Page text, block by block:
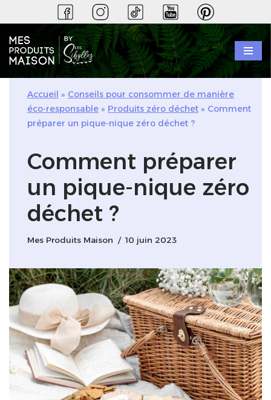
au
contenu
Accueil » Conseils pour consommer de manière
éco-responsable » Produits zéro déchet » Comment
préparer un pique-nique zéro déchet ?
Comment préparer
un pique-nique zéro
déchet ?
Mes Produits Maison 10 juin 2023